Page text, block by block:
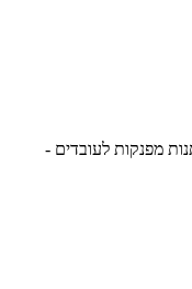
לעובדים -